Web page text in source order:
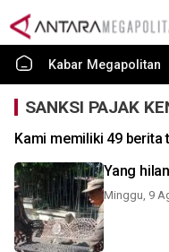
Kabar Megapolitan
SANKSI PAJAK
Kami memiliki 49 berita
Yang
Minggu, 9